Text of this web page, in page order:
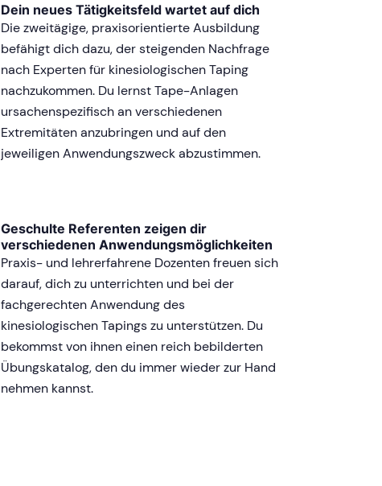
Dein neues Tätigkeitsfeld wartet auf dich
Die zweitägige, praxisorientierte Ausbildung
befähigt dich dazu, der steigenden Nachfrage
nach Experten für kinesiologischen Taping
nachzukommen. Du lernst Tape-Anlagen
ursachenspezifisch an verschiedenen
Extremitäten anzubringen und auf den
jeweiligen Anwendungszweck abzustimmen.
Geschulte Referenten zeigen dir
verschiedenen Anwendungsmöglichkeiten
Praxis- und lehrerfahrene Dozenten freuen sich
darauf, dich zu unterrichten und bei der
fachgerechten Anwendung des
kinesiologischen Tapings zu unterstützen. Du
bekommst von ihnen einen reich bebilderten
Übungskatalog, den du immer wieder zur Hand
nehmen kannst.